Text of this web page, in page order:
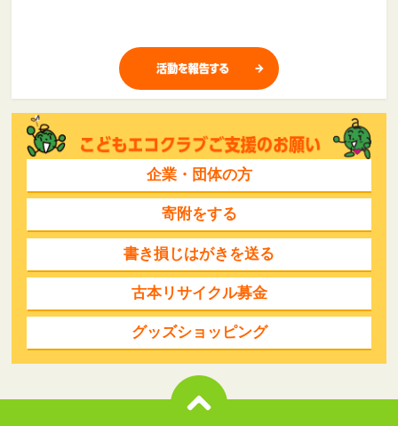
企業・団体の方
寄附をする
書き損じはがきを送る
古本リサイクル募金
グッズショッピング